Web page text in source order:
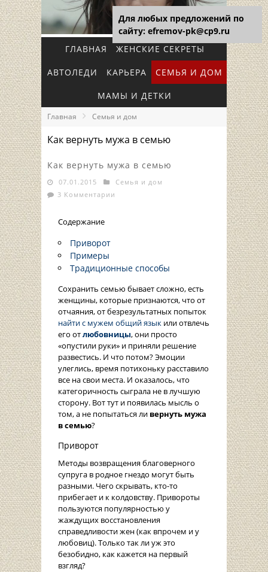
ГЛАВНАЯ ЖЕНСКИЕ СЕКРЕТЫ
АВТОЛЕДИ КАРЬЕРА СЕМЬЯ И ДОМ
МАМЫ И ДЕТКИ
Главная Семья и дом
Как вернуть мужа в семью
Как вернуть мужа в семью
07.01.2015
Семья и дом
3 Комментарии
Содержание
Приворот
Примеры
Традиционные способы
Сохранить семью бывает сложно, есть
женщины, которые признаются, что от
отчаяния, от безрезультатных попыток
найти с мужем общий язык или отвлечь
его отлюбовницы, они просто
«опустили руки» и приняли решение
развестись. И что потом? Эмоции
улеглись, время потихоньку расставило
все на свои места. И оказалось, что
категоричность сыграла не в лучшую
сторону. Вот тут и появилась мысль о
том, а не попытаться ли вернуть мужа
в семью?
Приворот
Методы возвращения благоверного
супруга в родное гнездо могут быть
разными. Чего скрывать, кто-то
прибегает и к колдовству. Привороты
пользуются популярностью у
жаждущих восстановления
справедливости жен (как впрочем и у
любовиц). Только так ли уж это
безобидно, как кажется на первый
взгляд?
Для любых предложений по
сайту: efremov-pk@cp9.ru